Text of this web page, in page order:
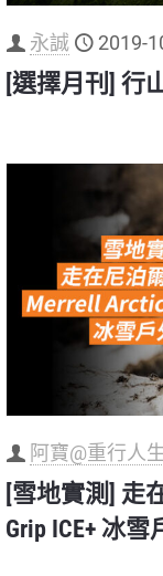
永誠 2019-
[選擇月刊] 行
阿寶@重行人生
[雪地實測] 走
Grip ICE+ 冰雪